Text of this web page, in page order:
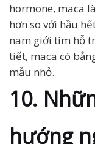
hormone, maca
hơn so với hầu
nam giới tìm hỗ
tiết, maca có
mẫu nhỏ.
10.
hướng